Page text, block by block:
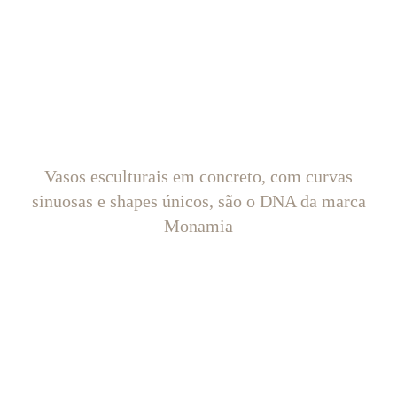
Vasos esculturais em concreto, com curvas
sinuosas e shapes únicos, são o DNA da marca
Monamia